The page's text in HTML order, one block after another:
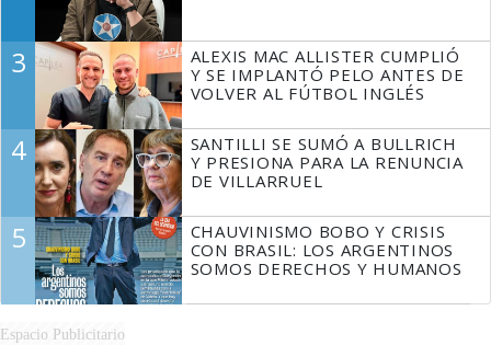
3
ALEXIS MAC ALLISTER CUMPLIÓ
Y SE IMPLANTÓ PELO ANTES DE
VOLVER AL FÚTBOL INGLÉS
4
SANTILLI SE SUMÓ A BULLRICH
Y PRESIONA PARA LA RENUNCIA
DE VILLARRUEL
5
CHAUVINISMO BOBO Y CRISIS
CON BRASIL: LOS ARGENTINOS
SOMOS DERECHOS Y HUMANOS
Espacio Publicitario